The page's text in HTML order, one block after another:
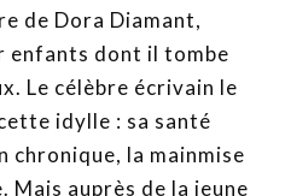
de Dora Diamant,
enfants dont il tombe
Le célèbre écrivain le
idylle : sa santé
chronique, la mainmise
Mais auprès de la jeune